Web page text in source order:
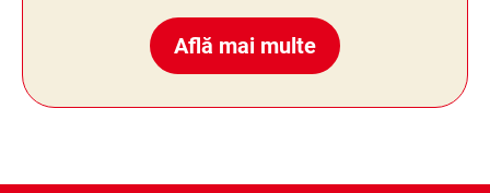
Află mai multe